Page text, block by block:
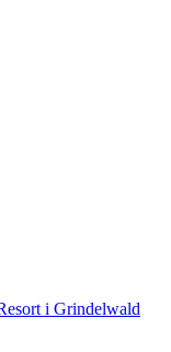
i Grindelwald